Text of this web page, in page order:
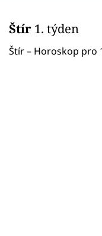
Seriály
Štír 1. týden
Štír – Horoskop pro